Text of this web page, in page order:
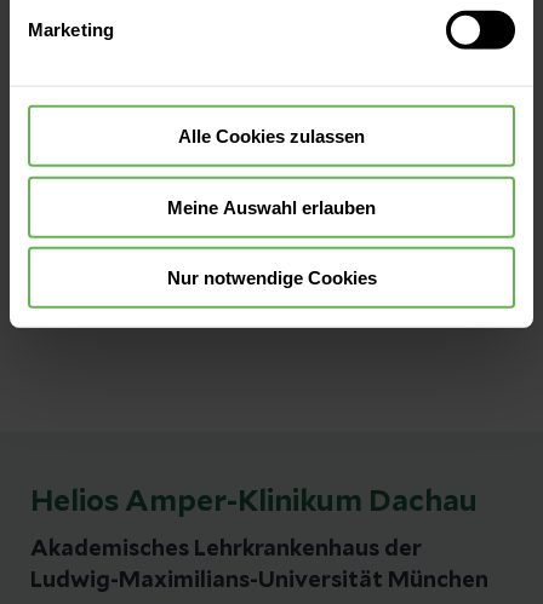
widerrufen.
Marketing
Alle Cookies zulassen
Meine Auswahl erlauben
Nur notwendige Cookies
Krankenhausstraße 15
Anfahrt auf Google Maps
Kontakt
Tel: 08131 76-0
E-Mail senden
Helios Amper-Klinikum Dachau
Akademisches Lehrkrankenhaus der
Ludwig-Maximilians-Universität München